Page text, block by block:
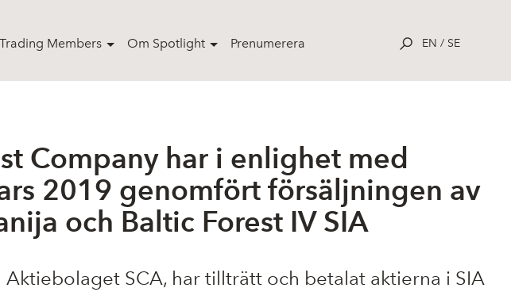
Trading Members Om Spotlight Prenumerera EN / SE
Company har i enlighet med
2019 genomfört försäljningen av
och Baltic Forest IV SIA
SCA, har tillträtt och betalat aktierna i SIA